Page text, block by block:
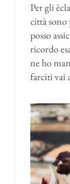
Per gli
città sono
posso
ricordo
ne ho
farciti vai